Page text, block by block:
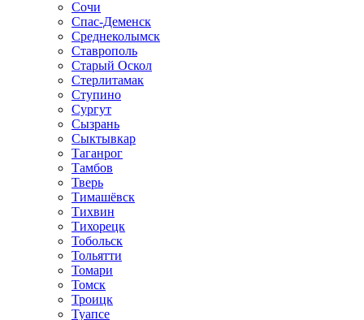
Сочи
Спас-Деменск
Среднеколымск
Ставрополь
Старый Оскол
Стерлитамак
Ступино
Сургут
Сызрань
Сыктывкар
Таганрог
Тамбов
Тверь
Тимашёвск
Тихвин
Тихорецк
Тобольск
Тольятти
Томари
Томск
Троицк
Туапсе